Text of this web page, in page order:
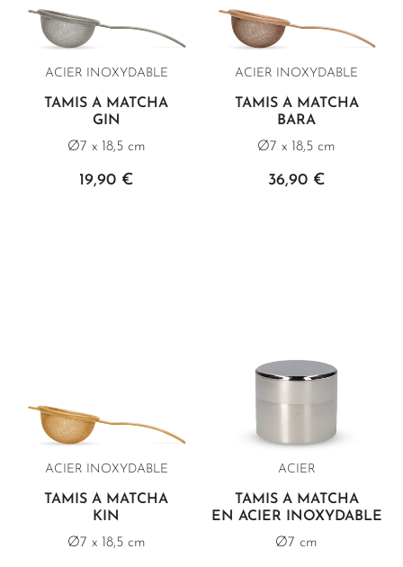
ACIER INOXYDABLE
TAMIS À MATCHA
GIN
Ø7 x 18,5 cm
19,90 €
ACIER INOXYDABLE
TAMIS À MATCHA
BARA
Ø7 x 18,5 cm
36,90 €
ACIER INOXYDABLE
TAMIS À MATCHA
KIN
Ø7 x 18,5 cm
ACIER
TAMIS À MATCHA
EN ACIER INOXYDABLE
Ø7 cm